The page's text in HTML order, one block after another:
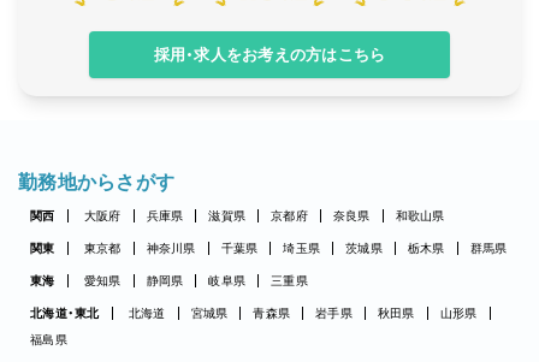
採用・求人をお考えの方はこちら
勤務地からさがす
関西 大阪府 兵庫県 滋賀県 京都府 奈良県 和歌山県
関東 東京都 神奈川県 千葉県 埼玉県 茨城県 栃木県 群馬県
東海 愛知県 静岡県 岐阜県 三重県
北海道・東北 北海道 宮城県 青森県 岩手県 秋田県
山形県
福島県